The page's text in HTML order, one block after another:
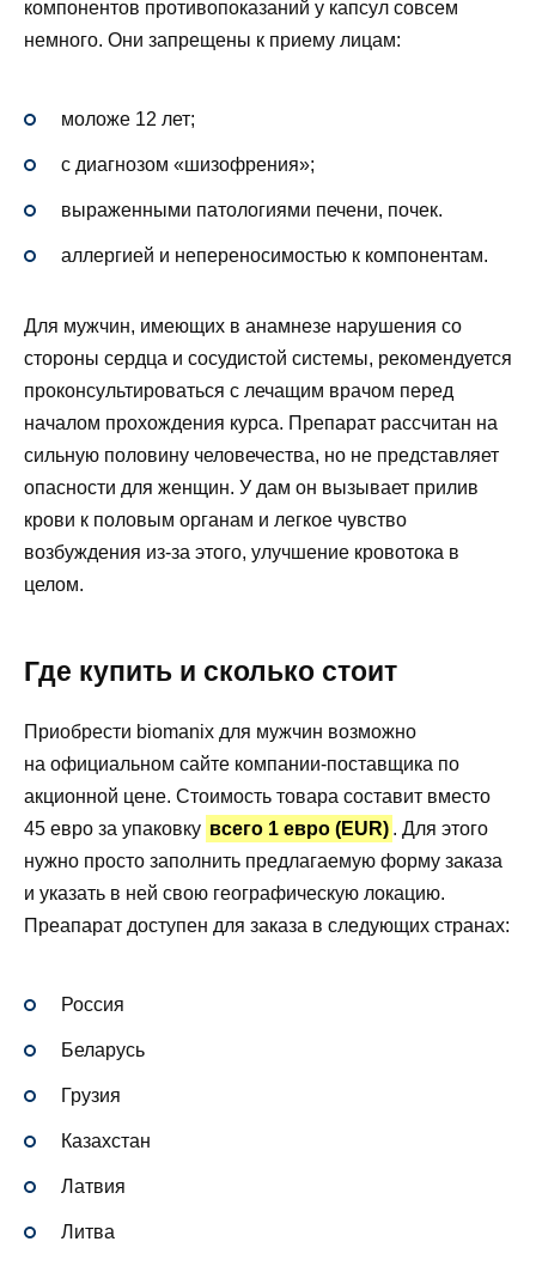
компонентов противопоказаний у капсул совсем
немного. Они запрещены к приему лицам:
моложе 12 лет;
с диагнозом «шизофрения»;
выраженными патологиями печени, почек.
аллергией и непереносимостью к компонентам.
Для мужчин, имеющих в анамнезе нарушения со
стороны сердца и сосудистой системы, рекомендуется
проконсультироваться с лечащим врачом перед
началом прохождения курса. Препарат рассчитан на
сильную половину человечества, но не представляет
опасности для женщин. У дам он вызывает прилив
крови к половым органам и легкое чувство
возбуждения из-за этого, улучшение кровотока в
целом.
Где купить и сколько стоит
Приобрести biomanix для мужчин возможно
на официальном сайте компании-поставщика по
акционной цене. Стоимость товара составит вместо
45 евро за упаковку всего 1 евро (EUR) . Для этого
нужно просто заполнить предлагаемую форму заказа
и указать в ней свою географическую локацию.
Преапарат доступен для заказа в следующих странах:
Россия
Беларусь
Грузия
Казахстан
Латвия
Литва